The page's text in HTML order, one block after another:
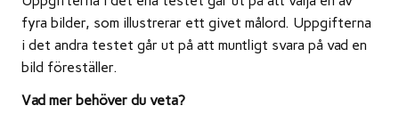
fyra bilder, som illustrerar ett givet målord. Uppgifterna
i det andra testet går ut på att muntligt svara på vad en
bild föreställer.
Vad mer behöver du veta?